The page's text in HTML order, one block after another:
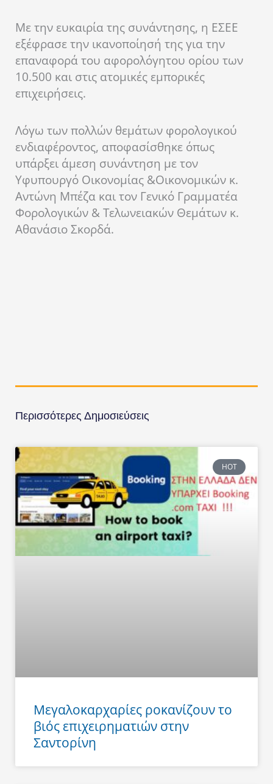
Με την ευκαιρία της συνάντησης, η ΕΣΕΕ
εξέφρασε την ικανοποίησή της για την
επαναφορά του αφορολόγητου ορίου των
10.500 και στις ατομικές εμπορικές
επιχειρήσεις.
Λόγω των πολλών θεμάτων φορολογικού
ενδιαφέροντος, αποφασίσθηκε όπως
υπάρξει άμεση συνάντηση με τον
Υφυπουργό Οικονομίας &Οικονομικών κ.
Αντώνη Μπέζα και τον Γενικό Γραμματέα
Φορολογικών & Τελωνειακών Θεμάτων κ.
Αθανάσιο Σκορδά.
Περισσότερες Δημοσιεύσεις
HOT
Μεγαλοκαρχαρίες ροκανίζουν το
βιός επιχειρηματιών στην
Σαντορίνη